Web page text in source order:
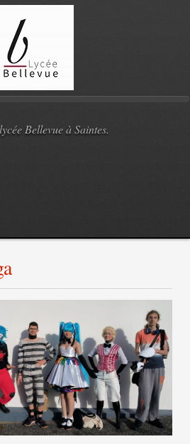
Bellevue à Saintes.